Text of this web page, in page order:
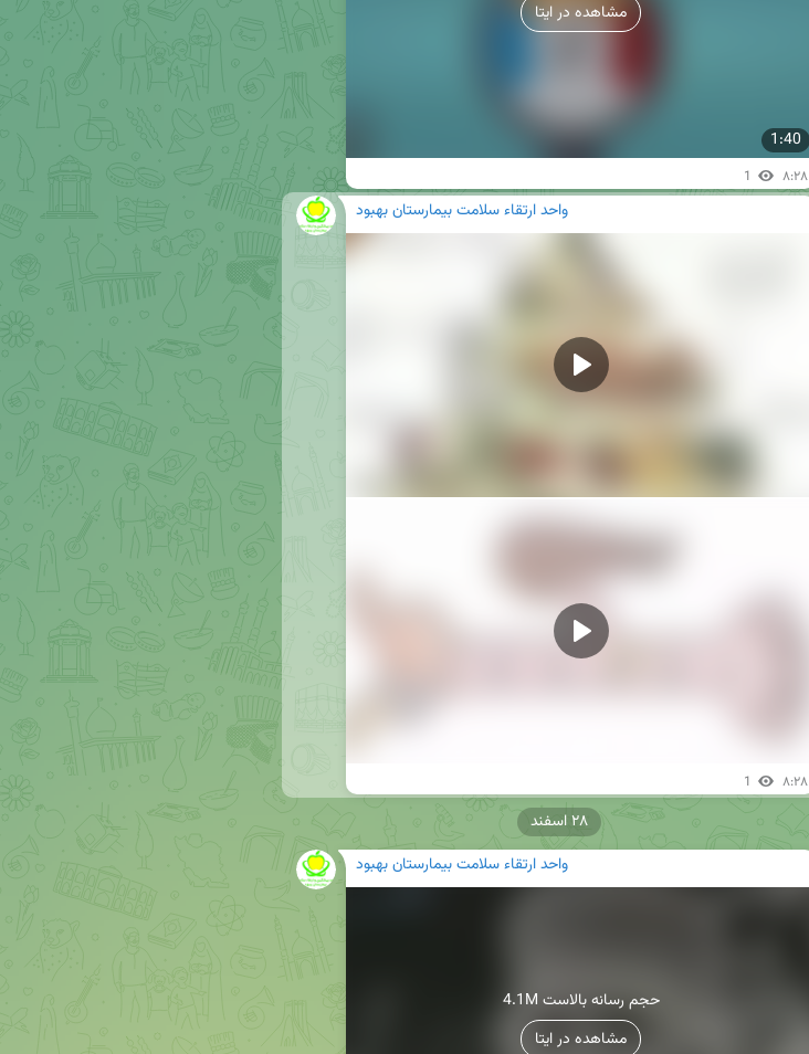
1:40
مشاهده در ایتا
1 ۸:۲۸
واحد ارتقاء سلامت بیمارستان بهبود
1 ۸:۲۸
واحد ارتقاء سلامت بیمارستان بهبود
4.1M حجم رسانه بالاست
مشاهده در ایتا
۲۸ اسفند